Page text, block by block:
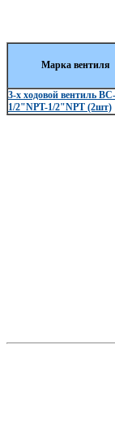
Марка вентиля
3-х ходовой вентиль
1/2"NPT-1/2"NPT (2шт)